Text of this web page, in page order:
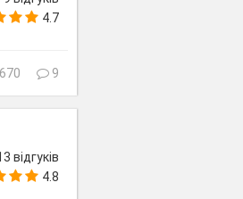
4.7
9
відгуків
4.8